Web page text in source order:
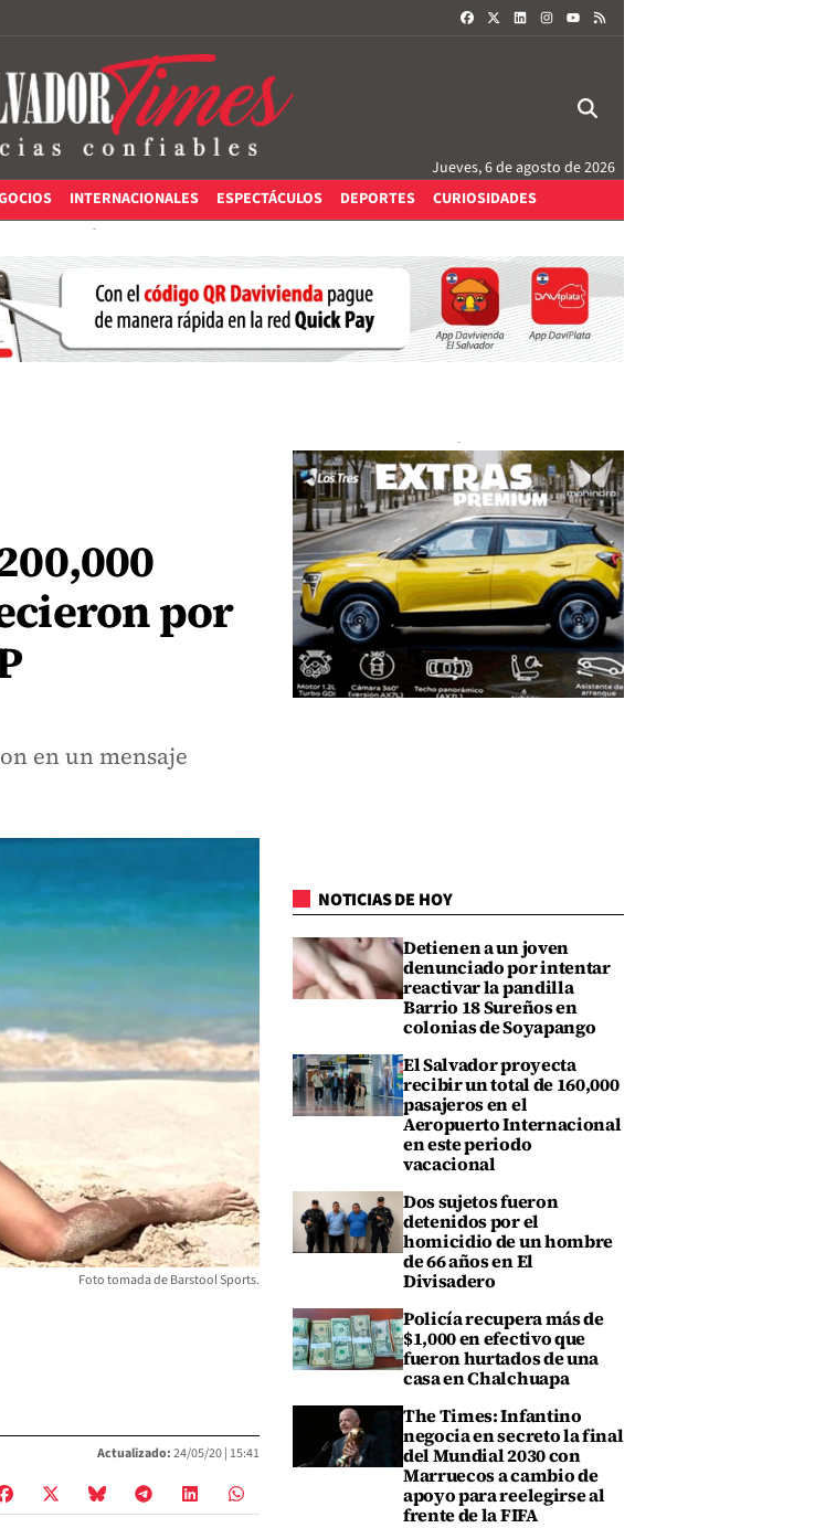
FACEBOOKLINKEDININSTAGRAM
Jueves, 6 de agosto de 2026
INTERNACIONALES ESPECTÁCULOS DEPORTES CURIOSIDADES
por
en un mensaje
Foto tomada de Barstool Sports.
Actualizado:24/05/20 | 15:41
NOTICIAS DE HOY
Detienen a un joven
denunciado por intentar
reactivar la pandilla
Barrio 18 Sureños en
colonias de Soyapango
El Salvador proyecta
recibir un total de 160,000
pasajeros en el
Aeropuerto Internacional
en este periodo
vacacional
Dos sujetos fueron
detenidos por el
homicidio de un hombre
de 66 años en El
Divisadero
Policía recupera más de
$1,000 en efectivo que
fueron hurtados de una
casa en Chalchuapa
The Times: Infantino
negocia en secreto la final
del Mundial 2030 con
Marruecos a cambio de
apoyo para reelegirse al
frente de la FIFA